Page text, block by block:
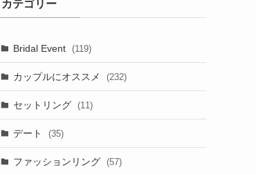
カテゴリー
Bridal Event (119)
カップルにオススメ (232)
セットリング (11)
デート (35)
ファッションリング (57)